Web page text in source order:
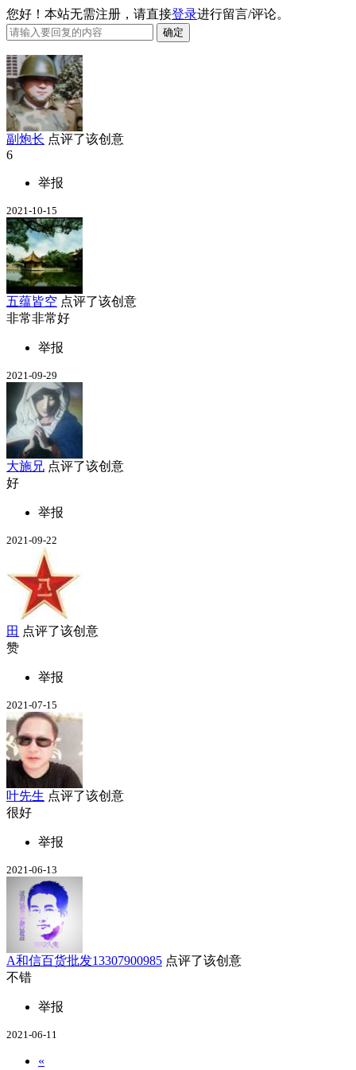
您好！本站无需注册，请直接登录进行留言/评论。
副炮长 点评了该创意
6
举报
2021-10-15
五蕴皆空 点评了该创意
非常非常好
举报
2021-09-29
大施兄 点评了该创意
好
举报
2021-09-22
田 点评了该创意
赞
举报
2021-07-15
叶先生 点评了该创意
很好
举报
2021-06-13
A和信百货批发13307900985 点评了该创意
不错
举报
2021-06-11
«